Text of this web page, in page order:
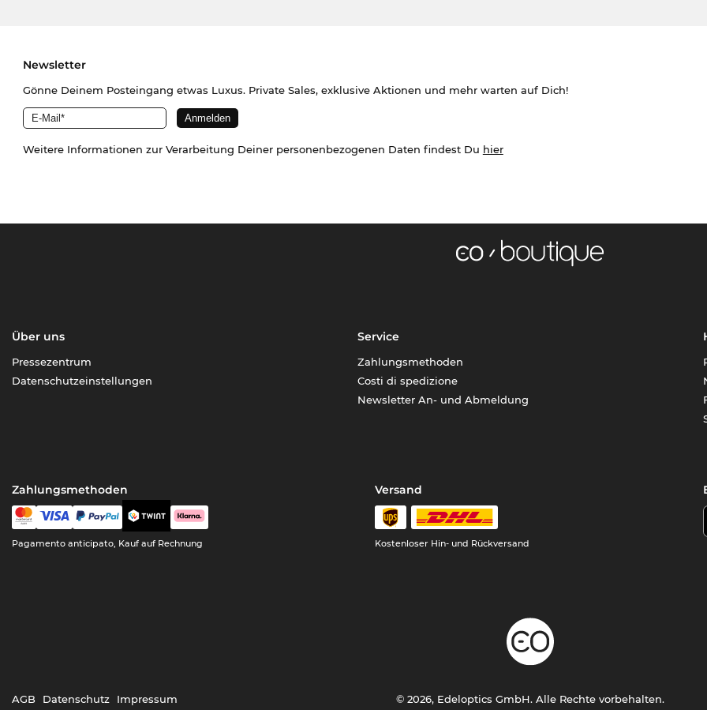
Newsletter
Gönne Deinem Posteingang etwas Luxus. Private Sales, exklusive Aktionen und mehr warten auf Dich!
Weitere Informationen zur Verarbeitung Deiner personenbezogenen Daten findest Du hier
Über uns
Pressezentrum
Datenschutzeinstellungen
Service
Zahlungsmethoden
Costi di spedizione
Newsletter An- und Abmeldung
Zahlungsmethoden
Pagamento anticipato, Kauf auf Rechnung
Versand
Kostenloser Hin- und Rückversand
AGB Datenschutz Impressum © 2026, Edeloptics GmbH. Alle Rechte vorbehalten.